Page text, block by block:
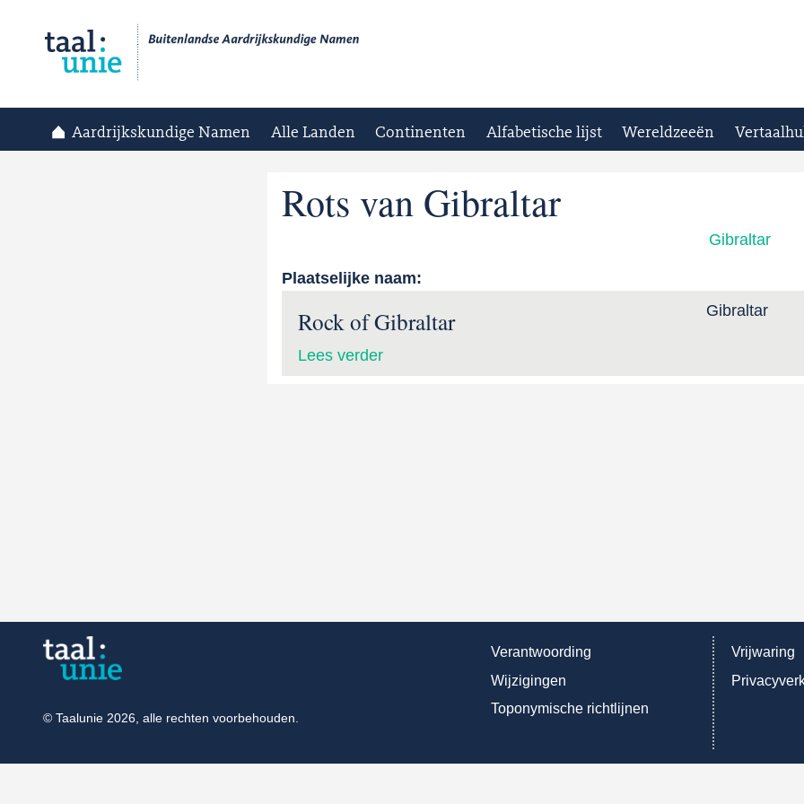
Aardrijkskundige Namen Alle Landen Continenten Alfabetische lijst Wereldzeeën
Rots van Gibraltar
Gibraltar
Plaatselijke naam:
Rock of Gibraltar Gibraltar
Lees verder
Verantwoording
Wijzigingen
Toponymische richtlijnen
Vrijwaring
© Taalunie 2026, alle rechten voorbehouden.